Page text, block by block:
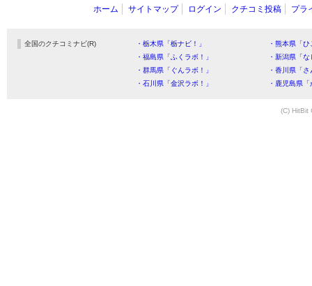
ホーム サイトマップ ログイン クチコミ投稿 プラ
全国のクチコミナビ(R) ・栃木県「栃ナビ！」
・熊本県「
・福島県「ふくラボ！」
・新潟県「
・群馬県「ぐんラボ！」
・香川県「
・石川県「金沢ラボ！」
・鹿児島県
(C) HitBit